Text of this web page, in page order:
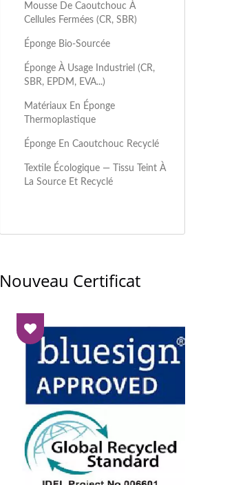
Mousse De Caoutchouc À
Cellules Fermées (CR, SBR)
Éponge Bio-Sourcée
Éponge À Usage Industriel (CR,
SBR, EPDM, EVA...)
Matériaux En Éponge
Thermoplastique
Éponge En Caoutchouc Recyclé
Textile Écologique — Tissu Teint À
La Source Et Recyclé
Nouveau Certificat